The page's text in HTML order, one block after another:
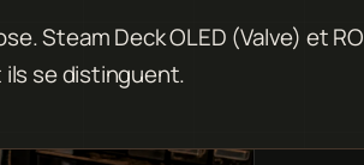
Steam Deck OLED (Valve) et
ils se distinguent.